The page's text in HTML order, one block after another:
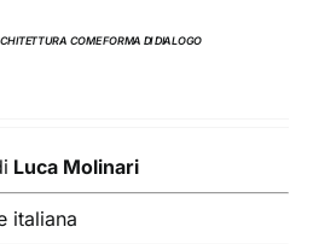
COME FORMA DI DIALOGO
Luca Molinari
italiana